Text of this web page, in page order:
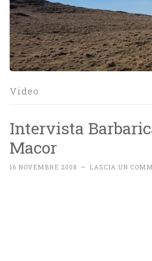
Video
Intervista
Macor
16 NOVEMBRE 2008 ~ LASCIA UN